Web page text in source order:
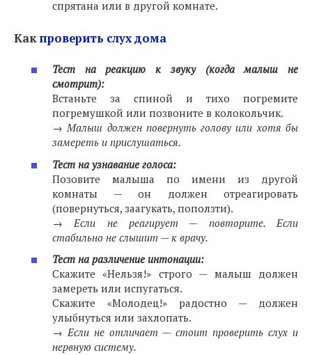
спрятана или в другой комнате.
Какпроверить слух дома
Тест на реакцию к звуку (когда малыш не
смотрит):
Встаньте за спиной и тихо погремите
погремушкой или позвоните в колокольчик.
→Малыш должен повернуть голову или хотя бы
замереть и прислушаться.
Тест на узнавание голоса:
Позовите малыша по имени из другой
комнаты — он должен отреагировать
(повернуться, заагукать, поползти).
→ Если не реагирует — повторите. Если
стабильно не слышит — к врачу.
Тест на различение интонации:
Скажите «Нельзя!» строго — малыш должен
замереть или испугаться.
Скажите «Молодец!» радостно — должен
улыбнуться или захлопать.
→Если не отличает — стоит проверить слух и
нервную систему.